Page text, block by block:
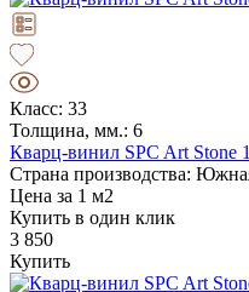
Класс: 33
Толщина, мм.: 6
Кварц-винил SPC Art Stone
Страна производства:
Цена за 1 м2
Купить в один клик
3 850
Купить